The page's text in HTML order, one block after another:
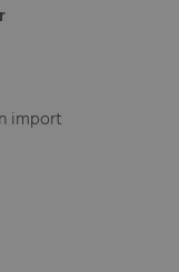
import